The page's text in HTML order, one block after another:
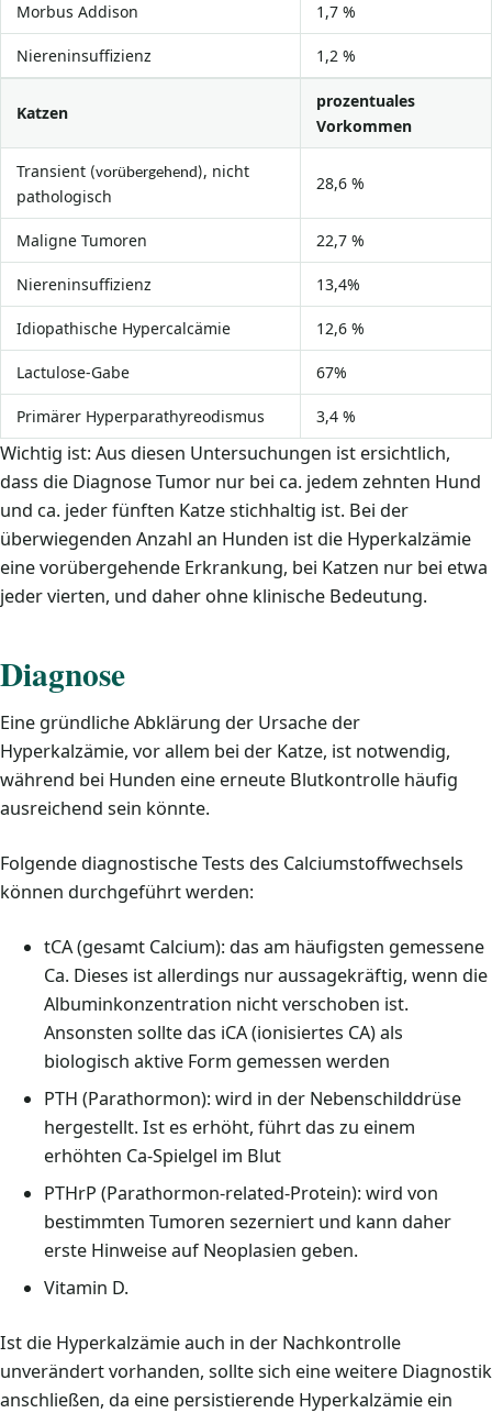
Morbus Addison 1,7 %
Niereninsuffizienz 1,2 %
Katzen
prozentuales
Vorkommen
Transient (vorübergehend), nicht
pathologisch
28,6 %
Maligne Tumoren 22,7 %
Niereninsuffizienz 13,4%
Idiopathische Hypercalcämie 12,6 %
Lactulose-Gabe 67%
Primärer Hyperparathyreodismus 3,4 %
Wichtig ist: Aus diesen Untersuchungen ist ersichtlich,
dass die Diagnose Tumor nur bei ca. jedem zehnten Hund
und ca. jeder fünften Katze stichhaltig ist. Bei der
überwiegenden Anzahl an Hunden ist die Hyperkalzämie
eine vorübergehende Erkrankung, bei Katzen nur bei etwa
jeder vierten, und daher ohne klinische Bedeutung.
Diagnose
Eine gründliche Abklärung der Ursache der
Hyperkalzämie, vor allem bei der Katze, ist notwendig,
während bei Hunden eine erneute Blutkontrolle häufig
ausreichend sein könnte.
Folgende diagnostische Tests des Calciumstoffwechsels
können durchgeführt werden:
tCA (gesamt Calcium): das am häufigsten gemessene
Ca. Dieses ist allerdings nur aussagekräftig, wenn die
Albuminkonzentration nicht verschoben ist.
Ansonsten sollte das iCA (ionisiertes CA) als
biologisch aktive Form gemessen werden
PTH (Parathormon): wird in der Nebenschilddrüse
hergestellt. Ist es erhöht, führt das zu einem
erhöhten Ca-Spielgel im Blut
PTHrP (Parathormon-related-Protein): wird von
bestimmten Tumoren sezerniert und kann daher
erste Hinweise auf Neoplasien geben.
Vitamin D.
Ist die Hyperkalzämie auch in der Nachkontrolle
unverändert vorhanden, sollte sich eine weitere Diagnostik
anschließen, da eine persistierende Hyperkalzämie ein